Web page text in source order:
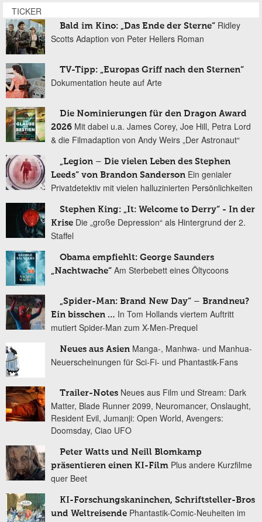
TICKER
Bald im Kino: „Das Ende der Sterne“ Ridley
Scotts Adaption von Peter Hellers Roman
TV-Tipp: „Europas Griff nach den Sternen“
Dokumentation heute auf Arte
Die Nominierungen für den Dragon Award
2026 Mit dabei u.a. James Corey, Joe Hill, Petra Lord
& die Filmadaption von Andy Weirs „Der Astronaut“
„Legion – Die vielen Leben des Stephen
Leeds“ von Brandon Sanderson Ein genialer
Privatdetektiv mit vielen halluzinierten Persönlichkeiten
Stephen King: „It: Welcome to Derry“ - In der
Krise Die „große Depression“ als Hintergrund der 2.
Staffel
Obama empfiehlt: George Saunders
„Nachtwache“ Am Sterbebett eines Öltycoons
„Spider-Man: Brand New Day“ – Brandneu?
Ein bisschen … In Tom Hollands viertem Auftritt
mutiert Spider-Man zum X-Men-Prequel
Neues aus Asien Manga-, Manhwa- und Manhua-
Neuerscheinungen für Sci-Fi- und Phantastik-Fans
Trailer-Notes Neues aus Film und Stream: Dark
Matter, Blade Runner 2099, Neuromancer, Onslaught,
Resident Evil, Jumanji: Open World, Avengers:
Doomsday, Ciao UFO
Peter Watts und Neill Blomkamp
präsentieren einen KI-Film Plus andere Kurzfilme
quer Beet
KI-Forschungskaninchen, Schriftsteller-Bros
und Weltreisende Phantastik-Comic-Neuheiten im